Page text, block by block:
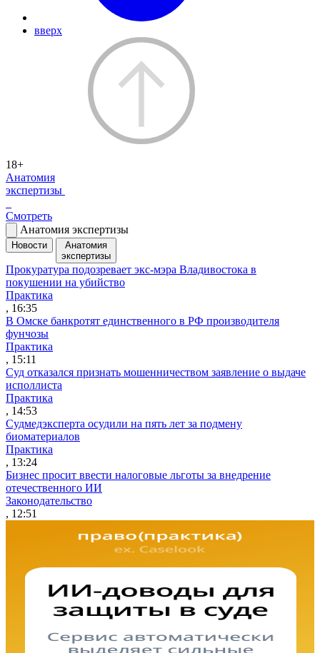
вверх
18+
Анатомия
экспертизы
Смотреть
Анатомия экспертизы
Новости
Анатомия
экспертизы
Прокуратура подозревает экс-мэра Владивостока в
покушении на убийство
Практика
, 16:35
В Омске банкротят единственного в РФ производителя
фунчозы
Практика
, 15:11
Суд отказался признать мошенничеством заявление о выдаче
исполлиста
Практика
, 14:53
Судмедэксперта осудили на пять лет за подмену
биоматериалов
Практика
, 13:24
Бизнес просит ввести налоговые льготы за внедрение
отечественного ИИ
Законодательство
, 12:51